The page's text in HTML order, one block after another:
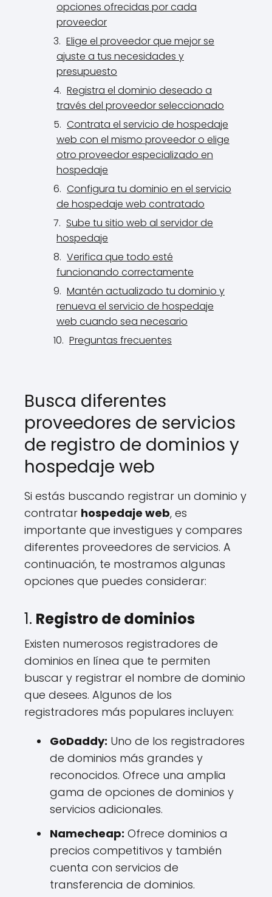
opciones ofrecidas por cada
proveedor
Elige el proveedor que mejor se
ajuste a tus necesidades y
presupuesto
Registra el dominio deseado a
través del proveedor seleccionado
Contrata el servicio de hospedaje
web con el mismo proveedor o elige
otro proveedor especializado en
hospedaje
Configura tu dominio en el servicio
de hospedaje web contratado
Sube tu sitio web al servidor de
hospedaje
Verifica que todo esté
funcionando correctamente
Mantén actualizado tu dominio y
renueva el servicio de hospedaje
web cuando sea necesario
Preguntas frecuentes
Busca diferentes
proveedores de servicios
de registro de dominios y
hospedaje web
Si estás buscando registrar un dominio y
contratar hospedaje web, es
importante que investigues y compares
diferentes proveedores de servicios. A
continuación, te mostramos algunas
opciones que puedes considerar:
1. Registro de dominios
Existen numerosos registradores de
dominios en línea que te permiten
buscar y registrar el nombre de dominio
que desees. Algunos de los
registradores más populares incluyen:
GoDaddy: Uno de los registradores
de dominios más grandes y
reconocidos. Ofrece una amplia
gama de opciones de dominios y
servicios adicionales.
Namecheap: Ofrece dominios a
precios competitivos y también
cuenta con servicios de
transferencia de dominios.